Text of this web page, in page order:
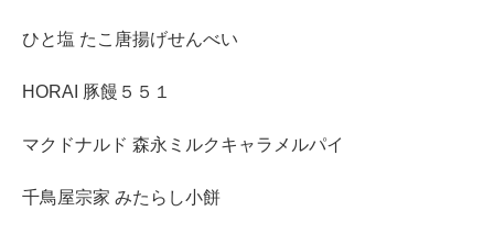
ひと塩 たこ唐揚げせんべい
HORAI 豚饅５５１
マクドナルド 森永ミルクキャラメルパイ
千鳥屋宗家 みたらし小餅